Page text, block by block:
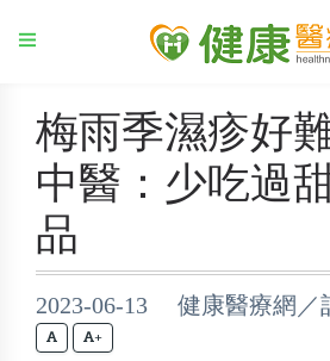
梅雨季濕疹好
中醫：少吃過
品
2023-06-13 健康醫療網／
+